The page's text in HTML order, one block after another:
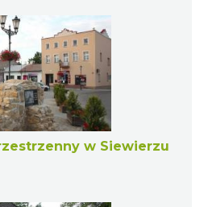
w Siewierzu